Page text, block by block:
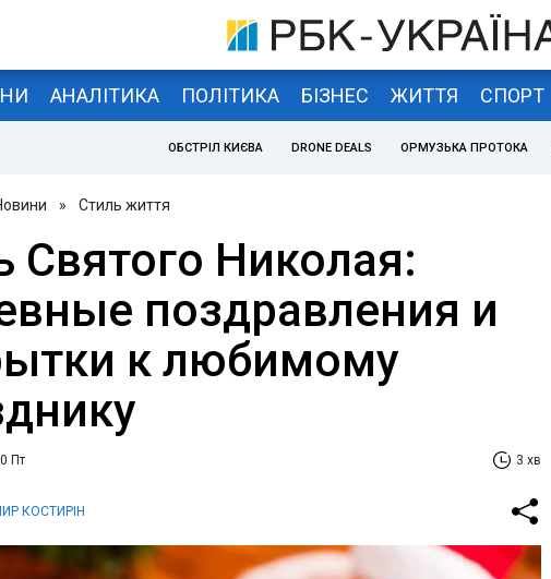
АНАЛІТИКА ПОЛІТИКА БІЗНЕС ЖИТТЯ СПОРТ
ОБСТРІЛ КИЄВА DRONE DEALS ОРМУЗЬКА ПРОТОКА
» Стиль життя
Святого Николая:
поздравления и
к любимому
Пт 3 хв
КОСТИРІН